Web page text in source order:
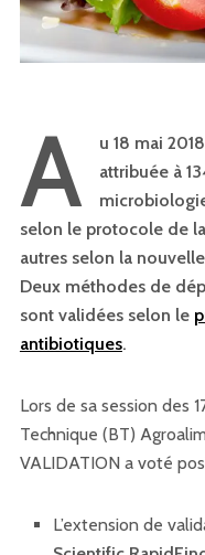
A
u 18 mai
attribuée à
selon le protocole de
autres selon la
Deux méthodes de
sont validées selon le
antibiotiques.
Lors de sa session des
Technique (BT)
VALIDATION a voté
L’extension de